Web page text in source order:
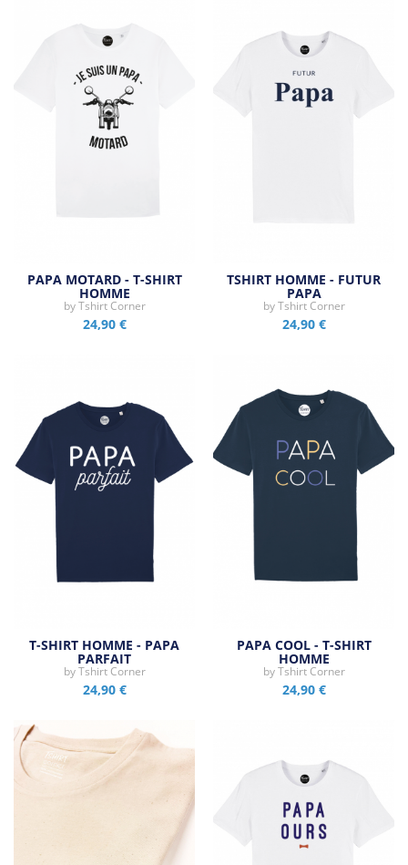
PAPA MOTARD - T-SHIRT
HOMME
byTshirt Corner
24,90 €
TSHIRT HOMME - FUTUR
PAPA
byTshirt Corner
24,90 €
T-SHIRT HOMME - PAPA
PARFAIT
byTshirt Corner
24,90 €
PAPA COOL - T-SHIRT
HOMME
byTshirt Corner
24,90 €